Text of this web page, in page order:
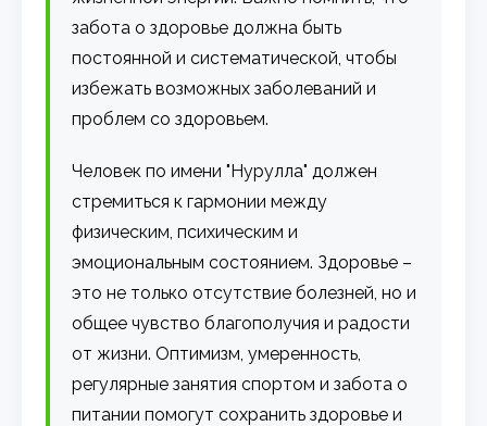
забота о здоровье должна быть
постоянной и систематической, чтобы
избежать возможных заболеваний и
проблем со здоровьем.
Человек по имени "Нурулла" должен
стремиться к гармонии между
физическим, психическим и
эмоциональным состоянием. Здоровье –
это не только отсутствие болезней, но и
общее чувство благополучия и радости
от жизни. Оптимизм, умеренность,
регулярные занятия спортом и забота о
питании помогут сохранить здоровье и